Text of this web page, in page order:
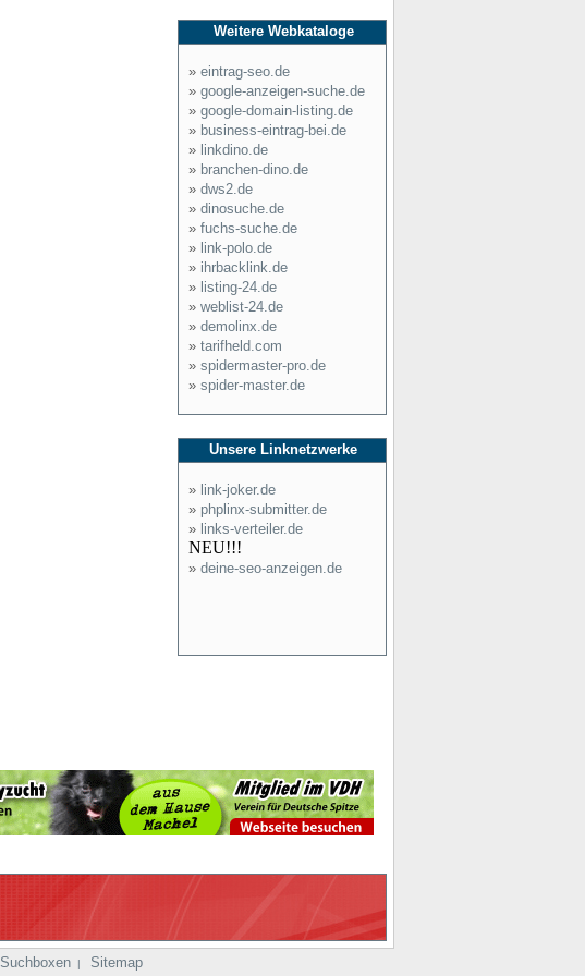
Weitere Webkataloge
» eintrag-seo.de
» google-anzeigen-suche.de
» google-domain-listing.de
» business-eintrag-bei.de
» linkdino.de
» branchen-dino.de
» dws2.de
» dinosuche.de
» fuchs-suche.de
» link-polo.de
» ihrbacklink.de
» listing-24.de
» weblist-24.de
» demolinx.de
» tarifheld.com
» spidermaster-pro.de
» spider-master.de
Unsere Linknetzwerke
» link-joker.de
» phplinx-submitter.de
» links-verteiler.de
NEU!!!
» deine-seo-anzeigen.de
Suchboxen | Sitemap